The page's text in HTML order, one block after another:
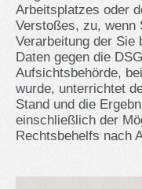
Arbeitsplatzes oder
Verstoßes, zu, wenn
Verarbeitung der Sie
Daten gegen die
Aufsichtsbehörde,
wurde, unterrichtet
Stand und die
einschließlich der
Rechtsbehelfs nach